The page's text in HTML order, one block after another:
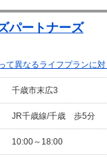
パートナーズ
て異なるライフプランに
千歳市末広3
JR千歳線/千歳 歩5分
10:00～18:00